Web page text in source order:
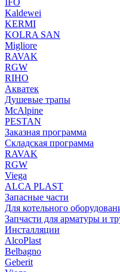
IFO
Kaldewei
KERMI
KOLRA SAN
Migliore
RAVAK
RGW
RIHO
Акватек
Душевые трапы
McAlpine
PESTAN
Заказная программа
Складская программа
RAVAK
RGW
Viega
АLCA PLAST
Запасные части
Для котельного
Запчасти для арматуры и
Инсталляции
AlcoPlast
Belbagno
Geberit